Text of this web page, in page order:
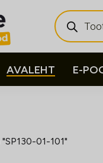
Products
search
AVALEHT E-
01-101"